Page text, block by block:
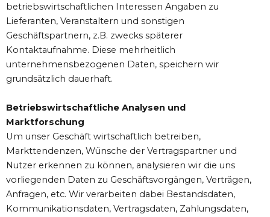
betriebswirtschaftlichen Interessen Angaben zu
Lieferanten, Veranstaltern und sonstigen
Geschäftspartnern, z.B. zwecks späterer
Kontaktaufnahme. Diese mehrheitlich
unternehmensbezogenen Daten, speichern wir
grundsätzlich dauerhaft.
Betriebswirtschaftliche Analysen und
Marktforschung
Um unser Geschäft wirtschaftlich betreiben,
Markttendenzen, Wünsche der Vertragspartner und
Nutzer erkennen zu können, analysieren wir die uns
vorliegenden Daten zu Geschäftsvorgängen, Verträgen,
Anfragen, etc. Wir verarbeiten dabei Bestandsdaten,
Kommunikationsdaten, Vertragsdaten, Zahlungsdaten,